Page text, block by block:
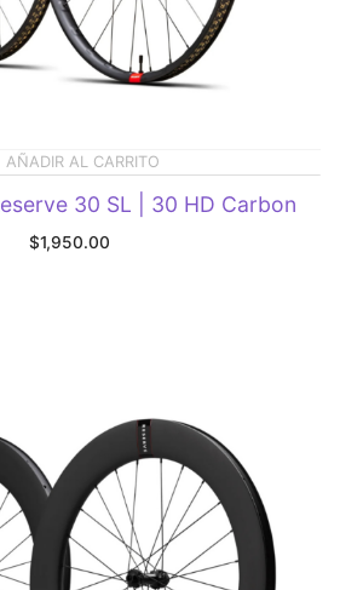
AÑADIR AL CARRITO
30 SL | 30 HD Carbon
$1,950.00